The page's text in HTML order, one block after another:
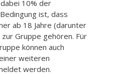
10% der
ist, dass
ab 18 Jahre (darunter
Gruppe gehören. Für
können auch
weiteren
werden.